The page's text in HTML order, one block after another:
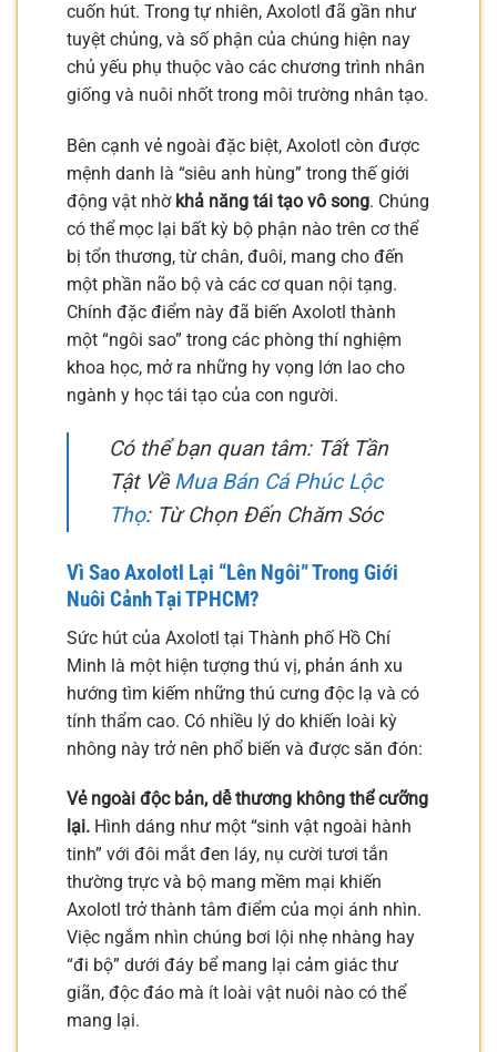
cuốn hút. Trong tự nhiên, Axolotl đã gần như
tuyệt chủng, và số phận của chúng hiện nay
chủ yếu phụ thuộc vào các chương trình nhân
giống và nuôi nhốt trong môi trường nhân tạo.
Bên cạnh vẻ ngoài đặc biệt, Axolotl còn được
mệnh danh là “siêu anh hùng” trong thế giới
động vật nhờ khả năng tái tạo vô song. Chúng
có thể mọc lại bất kỳ bộ phận nào trên cơ thể
bị tổn thương, từ chân, đuôi, mang cho đến
một phần não bộ và các cơ quan nội tạng.
Chính đặc điểm này đã biến Axolotl thành
một “ngôi sao” trong các phòng thí nghiệm
khoa học, mở ra những hy vọng lớn lao cho
ngành y học tái tạo của con người.
Có thể bạn quan tâm: Tất Tần
Tật VềMua Bán Cá Phúc Lộc
Thọ: Từ Chọn Đến Chăm Sóc
Vì Sao Axolotl Lại “Lên Ngôi” Trong Giới
Nuôi Cảnh Tại TPHCM?
Sức hút của Axolotl tại Thành phố Hồ Chí
Minh là một hiện tượng thú vị, phản ánh xu
hướng tìm kiếm những thú cưng độc lạ và có
tính thẩm cao. Có nhiều lý do khiến loài kỳ
nhông này trở nên phổ biến và được săn đón:
Vẻ ngoài độc bản, dễ thương không thể cưỡng
lại. Hình dáng như một “sinh vật ngoài hành
tinh” với đôi mắt đen láy, nụ cười tươi tắn
thường trực và bộ mang mềm mại khiến
Axolotl trở thành tâm điểm của mọi ánh nhìn.
Việc ngắm nhìn chúng bơi lội nhẹ nhàng hay
“đi bộ” dưới đáy bể mang lại cảm giác thư
giãn, độc đáo mà ít loài vật nuôi nào có thể
mang lại.